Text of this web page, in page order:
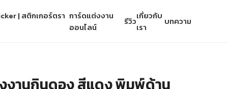
| สติกเกอร์ตรา การ์ดแต่งงาน
ออนไลน์
รีวิวเกี่ยวกับ
เรา
บทความ
งานกินดอง สีแดง พิมพ์ด้าน